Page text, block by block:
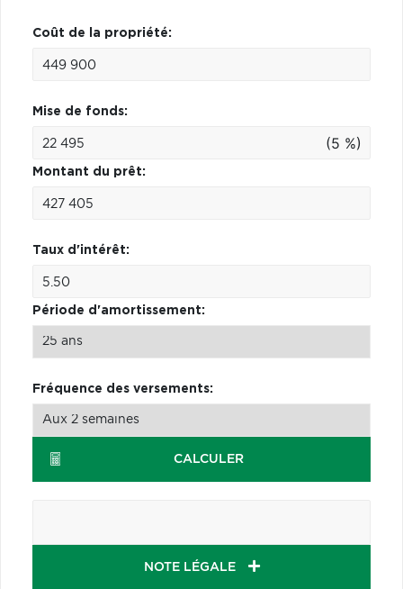
Coût de la propriété:
Mise de fonds:
(5 %)
Montant du prêt:
Taux d'intérêt:
Période d'amortissement:
Fréquence des versements:
CALCULER
NOTE LÉGALE